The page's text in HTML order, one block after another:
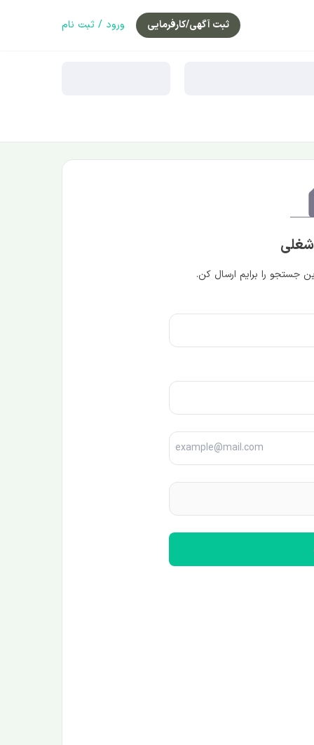
ثبت آگهی/کارفرمایی ورود / ثبت نام
شغلی
جستجو را برایم ارسال کن.